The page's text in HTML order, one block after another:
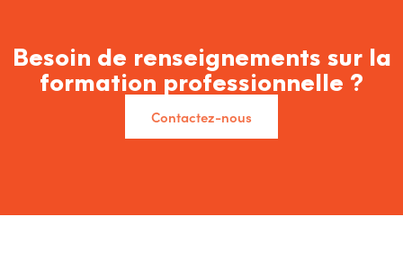
Besoin de renseignements sur la
formation professionnelle ?
Contactez-nous